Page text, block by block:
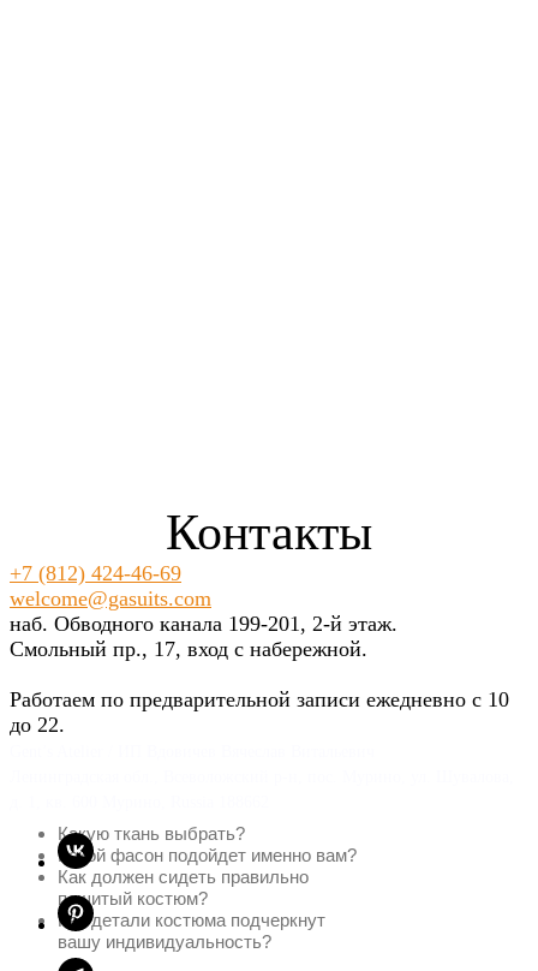
Какую ткань выбрать?
Какой фасон подойдет именно вам?
Как должен сидеть правильно
пошитый костюм?
Как детали костюма подчеркнут
вашу индивидуальность?
Контакты
+7 (812) 424-46-69
welcome@gasuits.com
наб. Обводного канала 199-201, 2-й этаж.
Смольный пр., 17, вход с набережной.
Работаем по предварительной записи ежедневно с 10
до 22.